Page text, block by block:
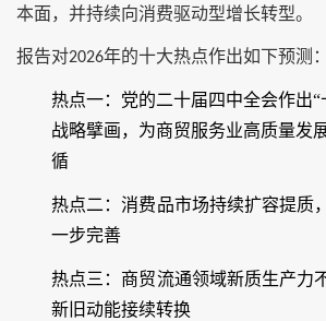
本面，并持续向消费驱动型增长转型。
报告对2026年的十大热点作出如下预测 ：
热点一：党的二十届四中全会作出“
战略擘画，为商贸服务业高质量发
循
热点二：消费品市场持续扩容提质
一步完善
热点三：商贸流通领域新质生产力
新旧动能接续转换